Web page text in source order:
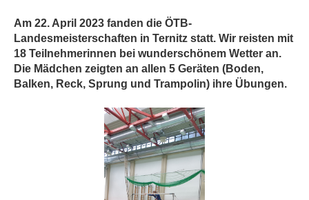
Am 22. April 2023 fanden die ÖTB-
Landesmeisterschaften in Ternitz statt. Wir reisten mit
18 Teilnehmerinnen bei wunderschönem Wetter an.
Die Mädchen zeigten an allen 5 Geräten (Boden,
Balken, Reck, Sprung und Trampolin) ihre Übungen.